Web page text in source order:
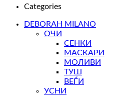
Categories
DEBORAH MILANO
ОЧИ
СЕНКИ
МАСКАРИ
МОЛИВИ
ТУШ
ВЕЃИ
УСНИ